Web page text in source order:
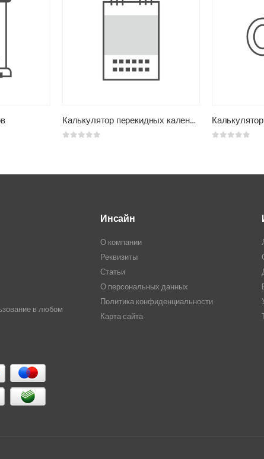
Калькулятор перекидных календарей
в любом
Инсайн
О компании
Реквизиты
Статьи
О персональных данных
Политика конфиденциальности
Карта сайта